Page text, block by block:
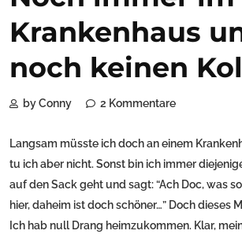
Krankenhaus
noch keinen
by Conny 2 Kommentare
Langsam müsste ich doch an einem
tu ich aber nicht. Sonst bin ich immer
auf den Sack geht und sagt: “Ach Doc, was
hier, daheim ist doch schöner…” Doch dieses
Ich hab null Drang heimzukommen. Klar,